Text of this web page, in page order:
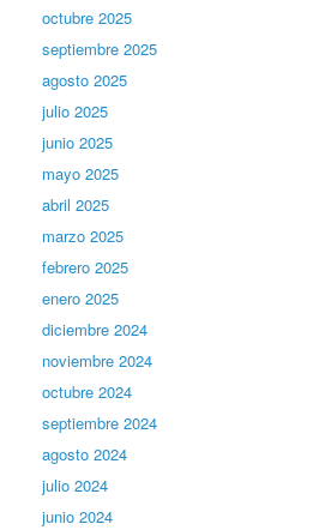
octubre 2025
septiembre 2025
agosto 2025
julio 2025
junio 2025
mayo 2025
abril 2025
marzo 2025
febrero 2025
enero 2025
diciembre 2024
noviembre 2024
octubre 2024
septiembre 2024
agosto 2024
julio 2024
junio 2024